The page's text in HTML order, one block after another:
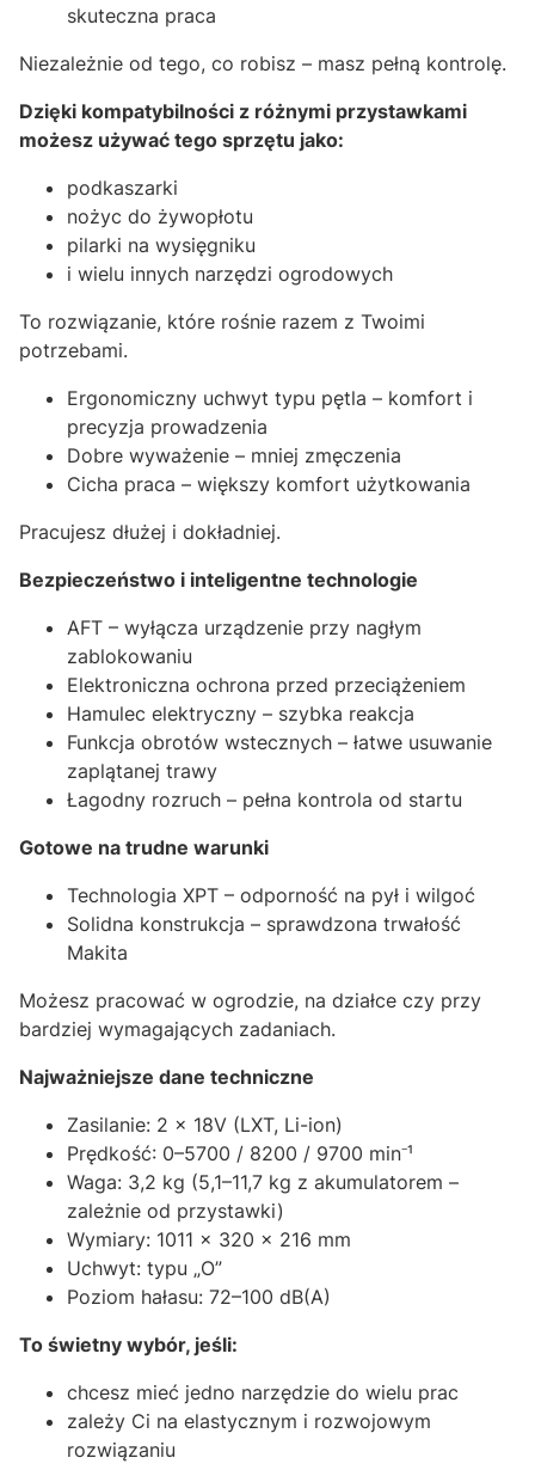
skuteczna praca
Niezależnie od tego, co robisz – masz pełną kontrolę.
Dzięki kompatybilności z różnymi przystawkami
możesz używać tego sprzętu jako:
podkaszarki
nożyc do żywopłotu
pilarki na wysięgniku
i wielu innych narzędzi ogrodowych
To rozwiązanie, które rośnie razem z Twoimi
potrzebami.
Ergonomiczny uchwyt typu pętla – komfort i
precyzja prowadzenia
Dobre wyważenie – mniej zmęczenia
Cicha praca – większy komfort użytkowania
Pracujesz dłużej i dokładniej.
Bezpieczeństwo i inteligentne technologie
AFT – wyłącza urządzenie przy nagłym
zablokowaniu
Elektroniczna ochrona przed przeciążeniem
Hamulec elektryczny – szybka reakcja
Funkcja obrotów wstecznych – łatwe usuwanie
zaplątanej trawy
Łagodny rozruch – pełna kontrola od startu
Gotowe na trudne warunki
Technologia XPT – odporność na pył i wilgoć
Solidna konstrukcja – sprawdzona trwałość
Makita
Możesz pracować w ogrodzie, na działce czy przy
bardziej wymagających zadaniach.
Najważniejsze dane techniczne
Zasilanie: 2 x 18V (LXT, Li-ion)
Prędkość: 0–5700 / 8200 / 9700 min⁻¹
Waga: 3,2 kg (5,1–11,7 kg z akumulatorem –
zależnie od przystawki)
Wymiary: 1011 x 320 x 216 mm
Uchwyt: typu „O”
Poziom hałasu: 72–100 dB(A)
To świetny wybór, jeśli:
chcesz mieć jedno narzędzie do wielu prac
zależy Ci na elastycznym i rozwojowym
rozwiązaniu